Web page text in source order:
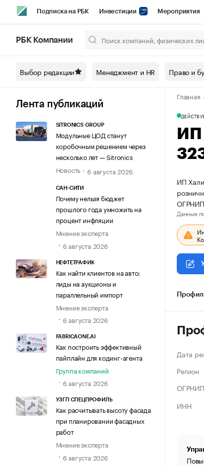
Подписка на РБК Инвестиции Мероприятия
Спецпроекты СПб Конференции СПб
Технологии и медиа Рынок наличной
РБК Компании
Выбор редакции Менеджмент и HR Право и
Лента публикаций
SITRONICS GROUP
Модульные ЦОД станут
коробочным решением через
несколько лет — Sitronics
Новость
6 августа 2026
САН-СИТИ
Почему нельзя бюджет
прошлого года умножить на
процент инфляции
Мнение эксперта
6 августа 2026
НЕФТЕТРАФИК
Как найти клиентов на авто:
лиды на аукционы и
параллельный импорт
Мнение эксперта
6 августа 2026
FABRICAONE.AI
Как построить эффективный
пайплайн для кодинг-агента
Группа компаний
6 августа 2026
УЗГП СПЕЦПРОФИЛЬ
Как расчитывать высоту фасада
при планировании фасадных
работ
Мнение эксперта
6 августа 2026
Главная
ИП
ИП
Данные
Дата
Регион
ОГРНИП
ИНН